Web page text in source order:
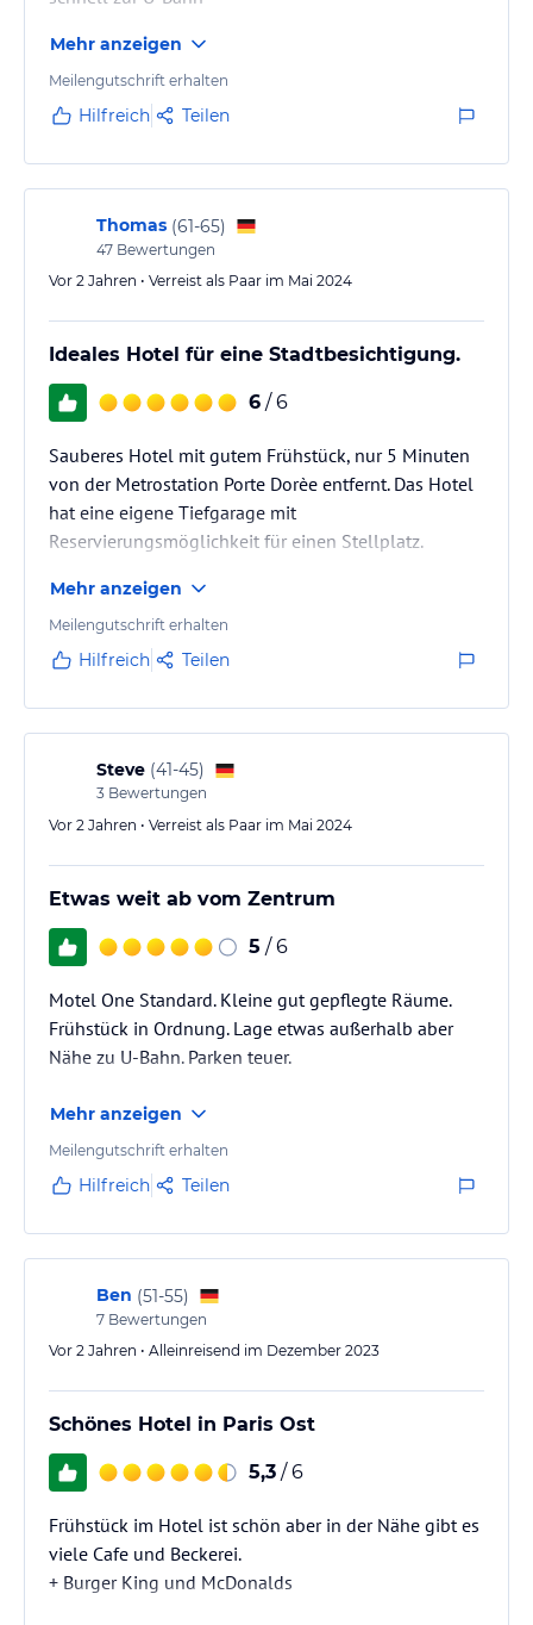
Mehr anzeigen
Meilengutschrift erhalten
Hilfreich Teilen
Thomas (61-65)
47 Bewertungen
Vor 2 Jahren • Verreist als Paar im Mai 2024
Ideales Hotel für eine Stadtbesichtigung.
6 / 6
Sauberes Hotel mit gutem Frühstück, nur 5 Minuten
von der Metrostation Porte Dorèe entfernt. Das Hotel
hat eine eigene Tiefgarage mit
Reservierungsmöglichkeit für einen Stellplatz.
Mehr anzeigen
Meilengutschrift erhalten
Hilfreich Teilen
Steve (41-45)
3 Bewertungen
Vor 2 Jahren • Verreist als Paar im Mai 2024
Etwas weit ab vom Zentrum
5 / 6
Motel One Standard. Kleine gut gepflegte Räume.
Frühstück in Ordnung. Lage etwas außerhalb aber
Nähe zu U-Bahn. Parken teuer.
Mehr anzeigen
Meilengutschrift erhalten
Hilfreich Teilen
Ben (51-55)
7 Bewertungen
Vor 2 Jahren • Alleinreisend im Dezember 2023
Schönes Hotel in Paris Ost
5,3 / 6
Frühstück im Hotel ist schön aber in der Nähe gibt es
viele Cafe und Beckerei.
+ Burger King und McDonalds